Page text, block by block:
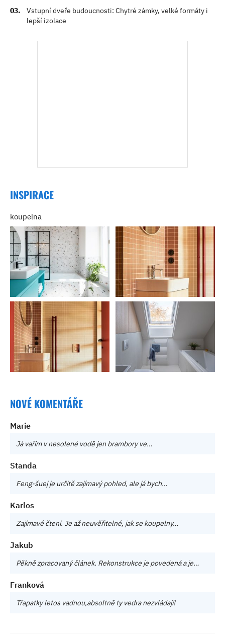
Vstupní dveře budoucnosti: Chytré zámky, velké formáty i
lepší izolace
INSPIRACE
koupelna
NOVÉ KOMENTÁŘE
Marie
Já vařím v nesolené vodě jen brambory ve…
Standa
Feng-šuej je určitě zajímavý pohled, ale já bych…
Karlos
Zajímavé čtení. Je až neuvěřitelné, jak se koupelny…
Jakub
Pěkně zpracovaný článek. Rekonstrukce je povedená a je…
Franková
Třapatky letos vadnou,absoltně ty vedra nezvládají!